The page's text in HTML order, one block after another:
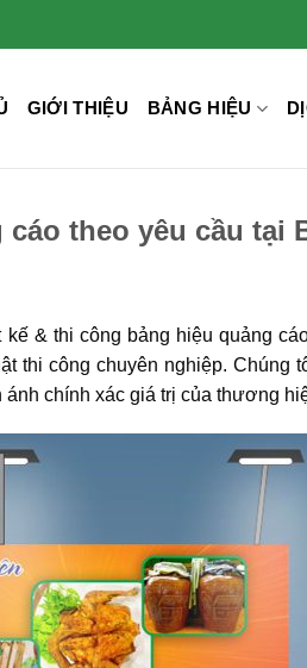
GIỚI THIỆU BẢNG HIỆU
theo yêu cầu tại
& thi công bảng hiệu quảng
thi công chuyên nghiệp. Chúng
chính xác giá trị của thương